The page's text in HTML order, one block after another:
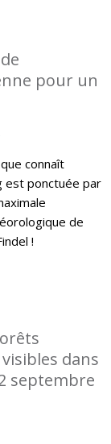
pour un
connaît
est ponctuée par
de
!
dans
septembre